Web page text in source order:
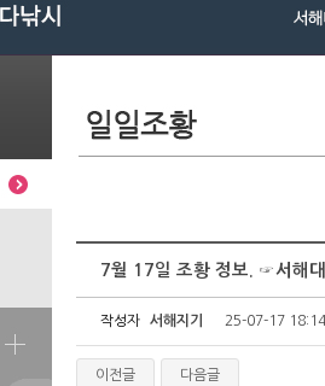
7월 17일 조황 정보. ☞서해
작성자 서해지기 25-07-17 18:14
이전글 다음글